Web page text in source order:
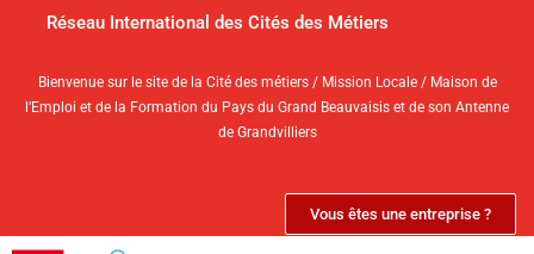
Réseau International des Cités des Métiers
Bienvenue sur le site de la Cité des métiers / Mission Locale / Maison de
l’Emploi et de la Formation du Pays du Grand Beauvaisis et de son Antenne
de Grandvilliers
Vous êtes une entreprise ?